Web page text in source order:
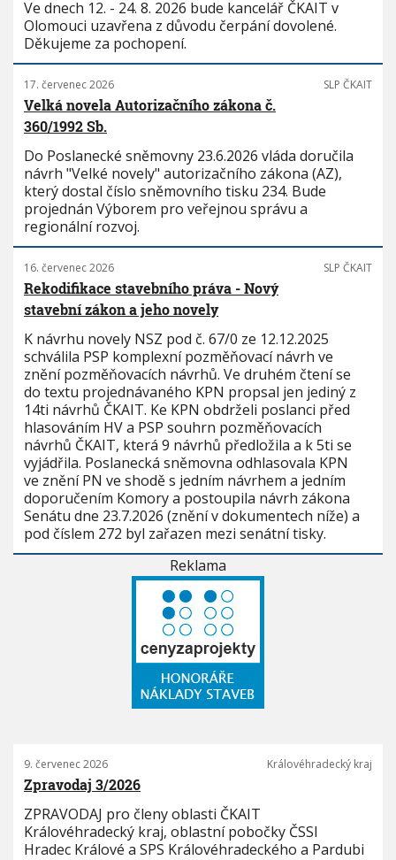
Ve dnech 12. - 24. 8. 2026 bude kancelář ČKAIT v
Olomouci uzavřena z důvodu čerpání dovolené.
Děkujeme za pochopení.
17. červenec 2026 SLP ČKAIT
Velká novela Autorizačního zákona č.
360/1992 Sb.
Do Poslanecké sněmovny 23.6.2026 vláda doručila
návrh "Velké novely" autorizačního zákona (AZ),
který dostal číslo sněmovního tisku 234. Bude
projednán Výborem pro veřejnou správu a
regionální rozvoj.
16. červenec 2026 SLP ČKAIT
Rekodifikace stavebního práva - Nový
stavební zákon a jeho novely
K návrhu novely NSZ pod č. 67/0 ze 12.12.2025
schválila PSP komplexní pozměňovací návrh ve
znění pozměňovacích návrhů. Ve druhém čtení se
do textu projednávaného KPN propsal jen jediný z
14ti návrhů ČKAIT. Ke KPN obdrželi poslanci před
hlasováním HV a PSP souhrn pozměňovacích
návrhů ČKAIT, která 9 návrhů předložila a k 5ti se
vyjádřila. Poslanecká sněmovna odhlasovala KPN
ve znění PN ve shodě s jedním návrhem a jedním
doporučením Komory a postoupila návrh zákona
Senátu dne 23.7.2026 (znění v dokumentech níže) a
pod číslem 272 byl zařazen mezi senátní tisky.
Reklama
9. červenec 2026 Královéhradecký kraj
Zpravodaj 3/2026
ZPRAVODAJ pro členy oblasti ČKAIT
Královéhradecký kraj, oblastní pobočky ČSSI
Hradec Králové a SPS Královéhradeckého a Pardubi